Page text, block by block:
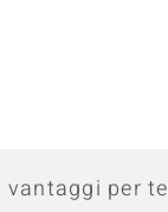
vantaggi per te